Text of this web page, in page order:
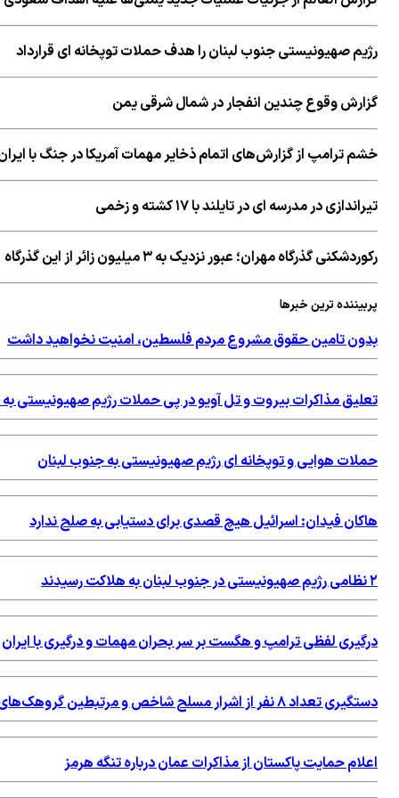
رژیم صهیونیستی جنوب لبنان را هدف حملات توپخانه ای قرارداد
گزارش وقوع چندین انفجار در شمال شرقی یمن
خشم ترامپ از گزارش‌های اتمام ذخایر مهمات آمریکا در جنگ با
تیراندازی در مدرسه ای در تایلند با ۱۷ کشته و زخمی
رکوردشکنی گذرگاه مهران؛ عبور نزدیک به ۳ میلیون زائر از این گذرگاه
پربیننده ترین خبرها
بدون تامین حقوق مشروع مردم فلسطین، امنیت نخواهید داشت
تعلیق مذاکرات بیروت و تل آویو در پی حملات رژیم صهیونیستی
حملات هوایی و توپخانه ای رژیم صهیونیستی به جنوب لبنان
هاکان فیدان: اسرائیل هیچ قصدی برای دستیابی به صلح ندارد
۲ نظامی رژیم صهیونیستی در جنوب لبنان به هلاکت رسیدند
درگیری لفظی ترامپ و هگست بر سر بحران مهمات و درگیری با ایران
دستگیری تعداد ۸ نفر از اشرار مسلح شاخص و مرتبطین گروهک‌های تروریستی
اعلام حمایت پاکستان از مذاکرات عمان درباره تنگه هرمز